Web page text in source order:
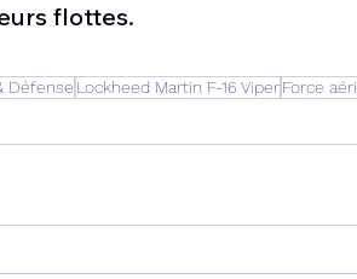
flottes.
Défense Lockheed Martin F-16 ViperForce